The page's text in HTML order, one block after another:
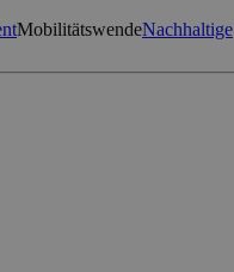
MobilitätswendeNachhaltige